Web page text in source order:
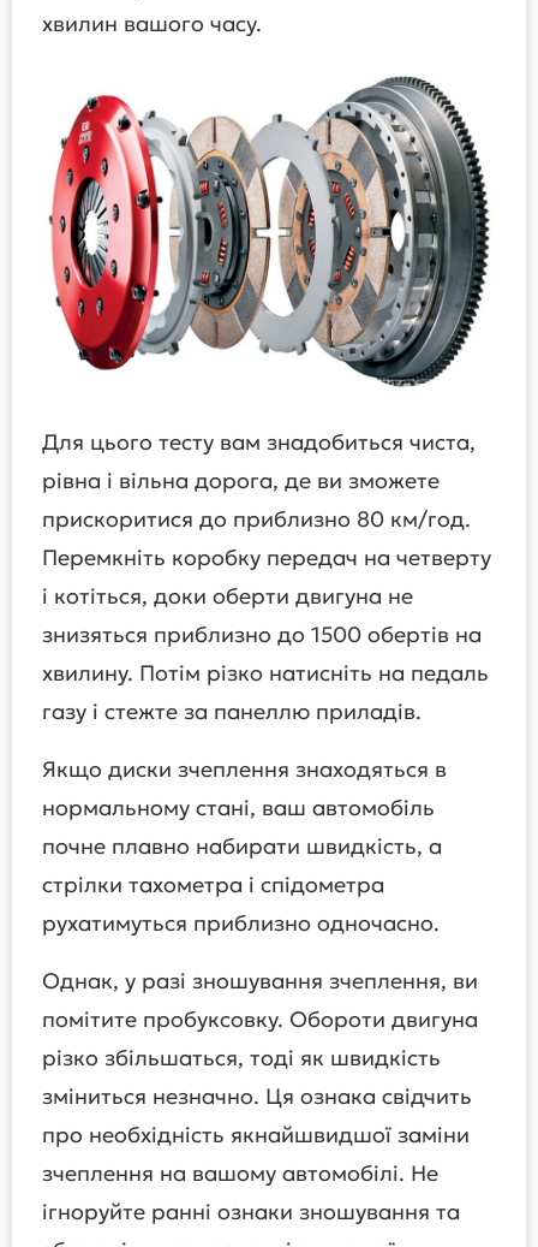
хвилин вашого часу.
Для цього тесту вам знадобиться чиста,
рівна і вільна дорога, де ви зможете
прискоритися до приблизно 80 км/год.
Перемкніть коробку передач на четверту
і котіться, доки оберти двигуна не
знизяться приблизно до 1500 обертів на
хвилину. Потім різко натисніть на педаль
газу і стежте за панеллю приладів.
Якщо диски зчеплення знаходяться в
нормальному стані, ваш автомобіль
почне плавно набирати швидкість, а
стрілки тахометра і спідометра
рухатимуться приблизно одночасно.
Однак, у разі зношування зчеплення, ви
помітите пробуксовку. Обороти двигуна
різко збільшаться, тоді як швидкість
зміниться незначно. Ця ознака свідчить
про необхідність якнайшвидшої заміни
зчеплення на вашому автомобілі. Не
ігноруйте ранні ознаки зношування та